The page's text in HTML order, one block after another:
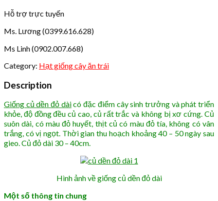
Hỗ trợ trực tuyến
Ms. Lương (0399.616.628)
Ms Linh (0902.007.668)
Category: Hạt giống cây ăn trái
Description
Giống củ dền đỏ dàicó đặc điểm cây sinh trưởng và phát triển
khỏe, độ đồng đều củ cao, củ rất trắc và không bị xơ cứng. Củ
suôn dài, có màu đỏ huyết, thịt củ có màu đỏ tía, không có vân
trắng, có vị ngọt. Thời gian thu hoạch khoảng 40 – 50 ngày sau
gieo. Củ đỏ dài 30 – 40cm.
Hình ảnh về giống củ dền đỏ dài
Một số thông tin chung